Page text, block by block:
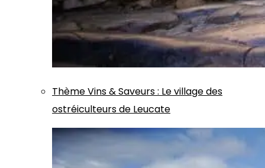
ThèmeVins & Saveurs: Le village des
ostréiculteurs de Leucate